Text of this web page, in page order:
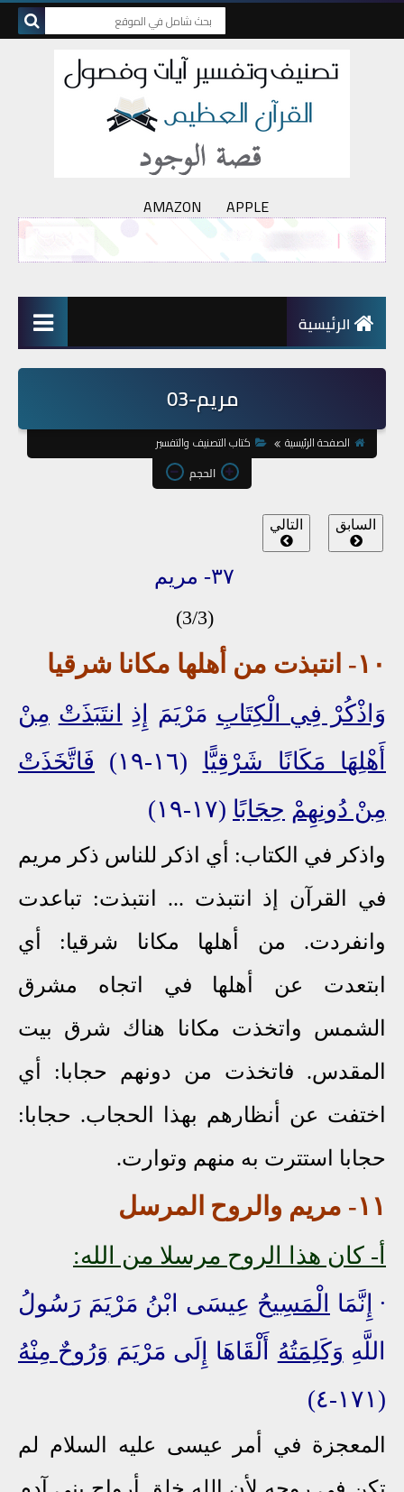
AMAZON APPLE
الرئيسية
مريم-03
الصفحة الرئيسية
كتاب التصنيف والتفسير
الحجم
السابق التالي
٣٧- مريم
(3/3)
١٠- انتبذت من أهلها مكانا شرقيا
وَاذْكُرْ فِي الْكِتَابِ مَرْيَمَ إِذِ انتَبَذَتْ مِنْ
أَهْلِهَا مَكَانًا شَرْقِيًّا (١٦-١٩)
فَاتَّخَذَتْ
مِنْ دُونِهِمْ حِجَابًا (١٧-١٩)
واذكر في الكتاب: أي اذكر للناس ذكر مريم
في القرآن إذ انتبذت ... انتبذت: تباعدت
وانفردت. من أهلها مكانا شرقيا: أي
ابتعدت عن أهلها في اتجاه مشرق
الشمس واتخذت مكانا هناك شرق بيت
المقدس. فاتخذت من دونهم حجابا: أي
اختفت عن أنظارهم بهذا الحجاب. حجابا:
حجابا استترت به منهم وتوارت.
١١- مريم والروح المرسل
أ- كان هذا الروح مرسلا من الله:
∙ إِنَّمَا الْمَسِيحُ عِيسَى ابْنُ مَرْيَمَ رَسُولُ
اللَّهِ وَكَلِمَتُهُ أَلْقَاهَا إِلَى مَرْيَمَ وَرُوحٌ مِنْهُ
(١٧١-٤)
المعجزة في أمر عيسى عليه السلام لم